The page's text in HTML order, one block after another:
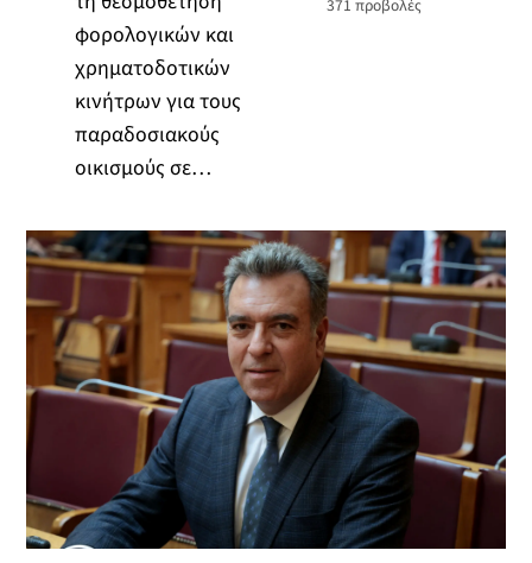
φορολογικών και
χρηματοδοτικών
κινήτρων για τους
παραδοσιακούς
οικισμούς σε…
371 προβολές